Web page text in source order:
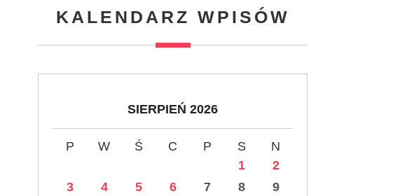
KALENDARZ WPISÓW
SIERPIEŃ 2026
P W Ś C P S
N
1
2
3
4 5 6 7 8
9